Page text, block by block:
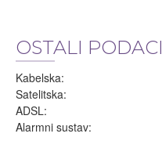
OSTALI PODACI
Kabelska:
Satelitska:
ADSL:
Alarmni sustav: